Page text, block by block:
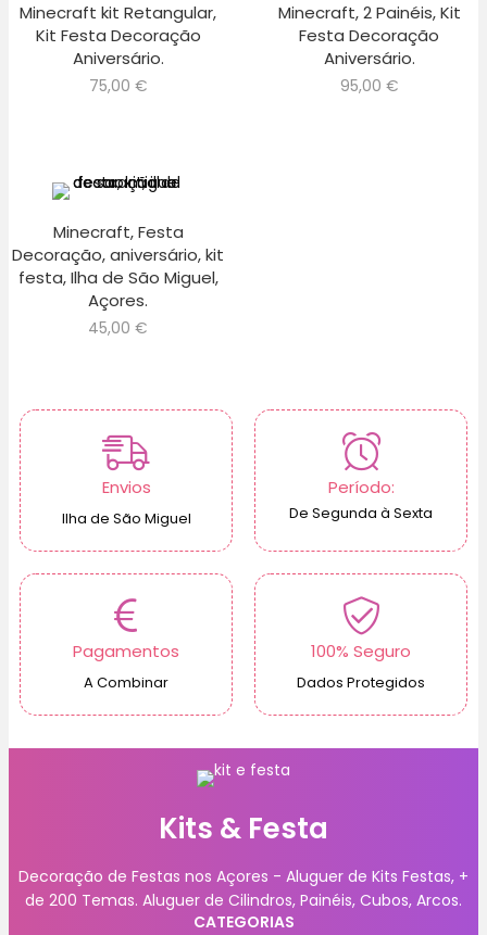
Minecraft kit Retangular,
Kit Festa Decoração
Aniversário.
75,00 €
Minecraft, 2 Painéis, Kit
Festa Decoração
Aniversário.
95,00 €
Minecraft, Festa
Decoração, aniversário, kit
festa, Ilha de São Miguel,
Açores.
45,00 €
Envios
Ilha de São Miguel
Período:
De Segunda à Sexta
Pagamentos
A Combinar
100% Seguro
Dados Protegidos
Kits & Festa
Decoração de Festas nos Açores - Aluguer de Kits Festas, +
de 200 Temas. Aluguer de Cilindros, Painéis, Cubos, Arcos.
CATEGORIAS